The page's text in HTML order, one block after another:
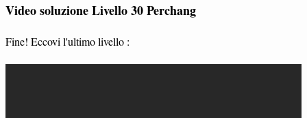
Video soluzione Livello 30 Perchang
Fine! Eccovi l'ultimo livello :